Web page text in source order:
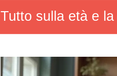
Tutto sulla età e